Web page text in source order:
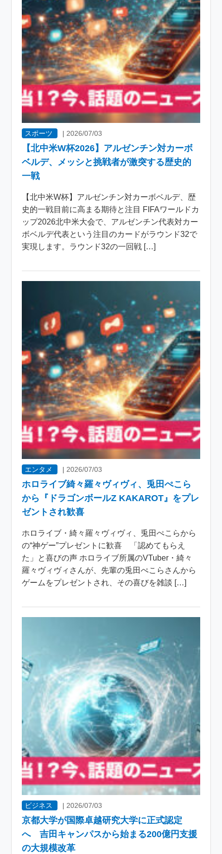
スポーツ | 2026/07/03
【北中米W杯2026】アルゼンチン対カーボ
ベルデ、メッシと挑戦者が激突する歴史的
一戦
【北中米W杯】アルゼンチン対カーボベルデ、歴
史的一戦目前に高まる期待と注目 FIFAワールドカ
ップ2026北中米大会で、アルゼンチン代表対カー
ボベルデ代表という注目のカードがラウンド32で
実現します。ラウンド32の一回戦 […]
エンタメ | 2026/07/03
ホロライブ綺々羅々ヴィヴィ、兎田ぺこら
から『ドラゴンボールZ KAKAROT』をプレ
ゼントされ歓喜
ホロライブ・綺々羅々ヴィヴィ、兎田ぺこらから
の“神ゲー”プレゼントに歓喜 「認めてもらえ
た」と喜びの声 ホロライブ所属のVTuber・綺々
羅々ヴィヴィさんが、先輩の兎田ぺこらさんから
ゲームをプレゼントされ、その喜びを雑談 […]
ビジネス |2026/07/03
京都大学が国際卓越研究大学に正式認定
へ 吉田キャンパスから始まる200億円支援
の大規模改革